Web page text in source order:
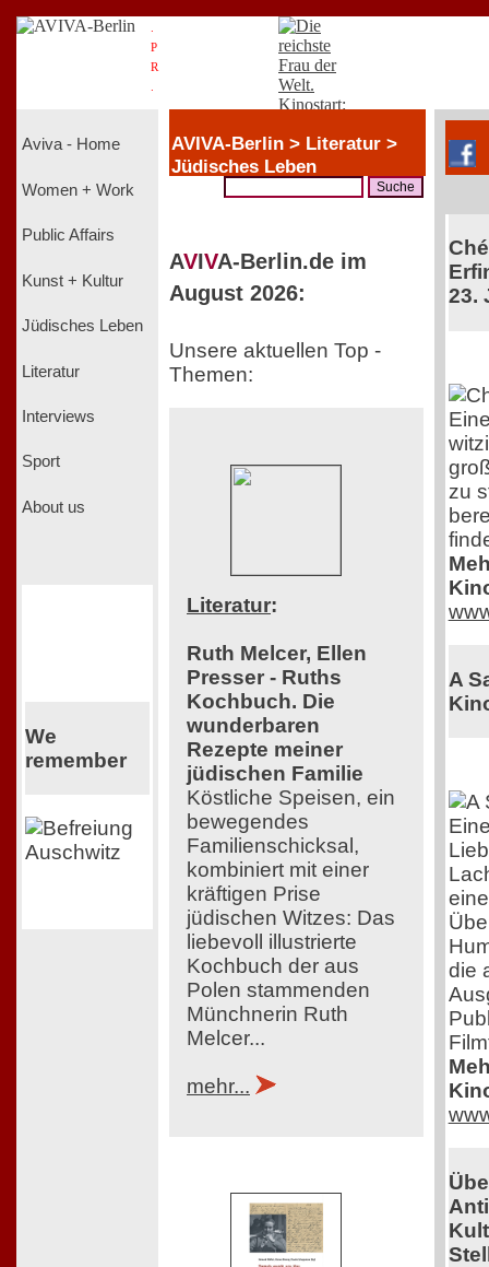
P
R
Aviva - Home
Women + Work
Public Affairs
Kunst + Kultur
Jüdisches Leben
Literatur
Interviews
Sport
About us
We
remember
AVIVA-Berlin > Literatur >
Jüdisches Leben
AVIVA-Berlin.de im
August 2026:
Unsere aktuellen Top -
Themen:
Literatur:
Ruth Melcer, Ellen
Presser - Ruths
Kochbuch. Die
wunderbaren
Rezepte meiner
jüdischen Familie
Köstliche Speisen, ein
bewegendes
Familienschicksal,
kombiniert mit einer
kräftigen Prise
jüdischen Witzes: Das
liebevoll illustrierte
Kochbuch der aus
Polen stammenden
Münchnerin Ruth
Melcer...
mehr...
23.
zu
A
die